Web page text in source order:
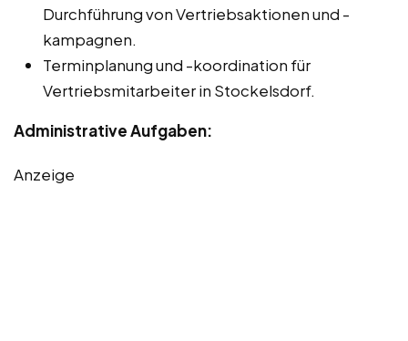
Durchführung von Vertriebsaktionen und -
kampagnen.
Terminplanung und -koordination für
Vertriebsmitarbeiter in Stockelsdorf.
Administrative Aufgaben:
Anzeige